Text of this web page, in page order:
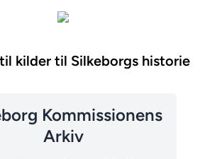
kilder til Silkeborgs historie
Kommissionens
Arkiv